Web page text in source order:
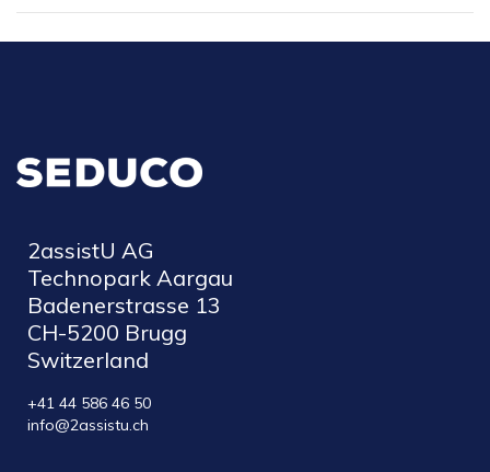
2assistU AG
Technopark Aargau
Badenerstrasse 13
CH-5200 Brugg
Switzerland
+41 44 586 46 50
info@2assistu.ch